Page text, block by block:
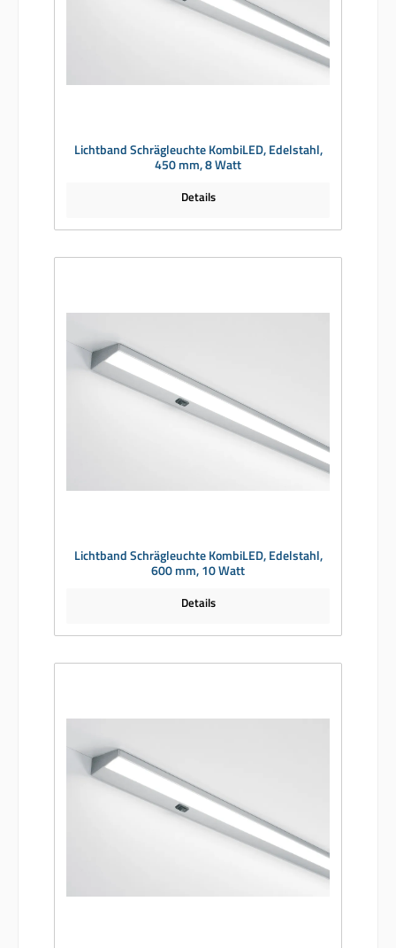
Lichtband Schrägleuchte KombiLED, Edelstahl,
450 mm, 8 Watt
Details
Lichtband Schrägleuchte KombiLED, Edelstahl,
600 mm, 10 Watt
Details